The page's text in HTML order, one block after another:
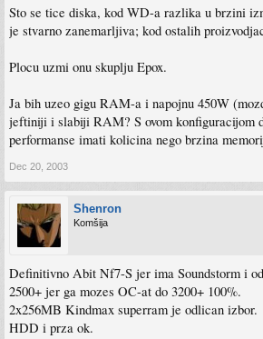
Sto se tice diska, kod WD-a razlika u brzini
je stvarno zanemarljiva; kod ostalih
Plocu uzmi onu skuplju Epox.
Ja bih uzeo gigu RAM-a i napojnu 450W
jeftiniji i slabiji RAM? S ovom konfiguracijom
performanse imati kolicina nego brzina
Dec 20, 2003
Shenron
Komšija
Definitivno Abit Nf7-S jer ima Soundstorm i
2500+ jer ga mozes OC-at do 3200+ 100%.
2x256MB Kindmax superram je odlican izbor.
HDD i prza ok.